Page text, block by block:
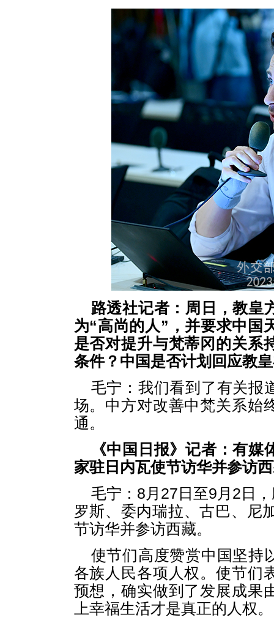
路透社记者：周日，教皇
为“高尚的人” ，并要求中国
是否对提升与梵蒂冈的关系
条件？中国是否计划回应教
毛宁：我们看到了有关报
场。中方对改善中梵关系始
通。
《中国日报》记者：有
家驻日内瓦使节访华并参访
毛宁：8月27日至9月2日
罗斯、委内瑞拉、古巴、尼
节访华并参访西藏。
使节们高度赞赏中国坚持
各族人民各项人权。使节们
预想，确实做到了发展成果
上幸福生活才是真正的人权。